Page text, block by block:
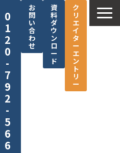
0
1
2
0
-
7
9
2
-
5
6
6
お
問
い
合
わ
せ
資
料
ダ
ウ
ン
ロ
ー
ド
ク
リ
エ
イ
タ
ー
エ
ン
ト
リ
ー